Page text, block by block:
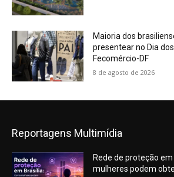
Maioria dos
presentear no Dia
Fecomércio-DF
8 de agosto de 2026
Reportagens Multimídia
Rede de proteção
mulheres podem